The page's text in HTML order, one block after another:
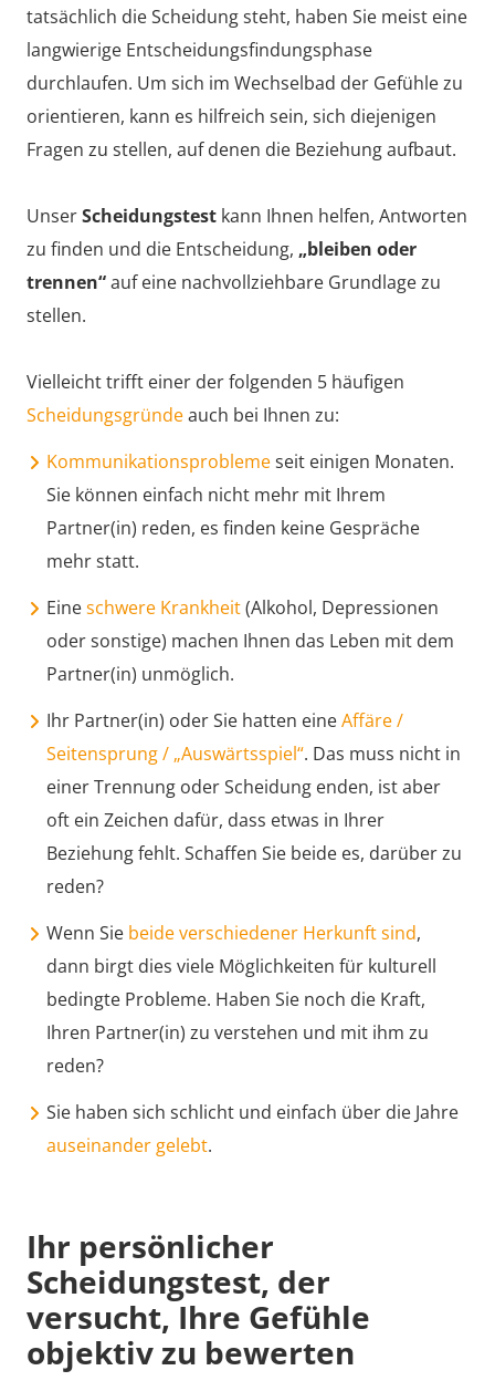
tatsächlich die Scheidung steht, haben Sie meist eine
langwierige Entscheidungsfindungsphase
durchlaufen. Um sich im Wechselbad der Gefühle zu
orientieren, kann es hilfreich sein, sich diejenigen
Fragen zu stellen, auf denen die Beziehung aufbaut.
UnserScheidungstest kann Ihnen helfen, Antworten
zu finden und die Entscheidung, „bleiben oder
trennen“auf eine nachvollziehbare Grundlage zu
stellen.
Vielleicht trifft einer der folgenden 5 häufigen
Scheidungsgründeauch bei Ihnen zu:
Kommunikationsproblemeseit einigen Monaten.
Sie können einfach nicht mehr mit Ihrem
Partner(in) reden, es finden keine Gespräche
mehr statt.
Eineschwere Krankheit(Alkohol, Depressionen
oder sonstige) machen Ihnen das Leben mit dem
Partner(in) unmöglich.
Ihr Partner(in) oder Sie hatten eineAffäre /
Seitensprung / „Auswärtsspiel“. Das muss nicht in
einer Trennung oder Scheidung enden, ist aber
oft ein Zeichen dafür, dass etwas in Ihrer
Beziehung fehlt. Schaffen Sie beide es, darüber zu
reden?
Wenn Sie beide verschiedener Herkunft sind,
dann birgt dies viele Möglichkeiten für kulturell
bedingte Probleme. Haben Sie noch die Kraft,
Ihren Partner(in) zu verstehen und mit ihm zu
reden?
Sie haben sich schlicht und einfach über die Jahre
auseinander gelebt.
Ihr persönlicher
Scheidungstest, der
versucht, Ihre Gefühle
objektiv zu bewerten